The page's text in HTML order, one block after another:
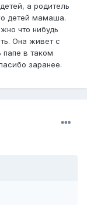
а родитель
детей мамаша.
что нибудь
Она живет с
папе в таком
заранее.